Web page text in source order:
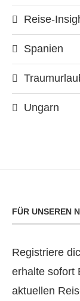
Reise-
Spanien
Ungarn
FÜR UNSEREN
Registriere
erhalte sofort
aktuellen